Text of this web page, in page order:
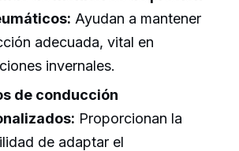
Ayudan a mantener
adecuada, vital en
invernales.
de conducción
Proporcionan la
de adaptar el